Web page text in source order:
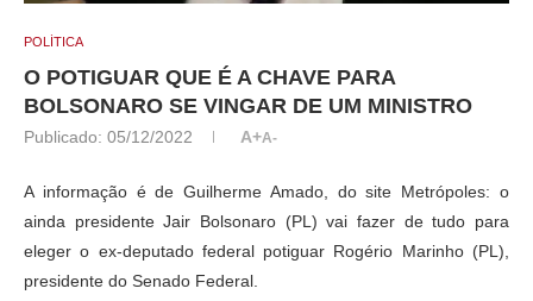
POLÍTICA
O POTIGUAR QUE É A CHAVE PARA
BOLSONARO SE VINGAR DE UM MINISTRO
Publicado: 05/12/2022 A+A-
A informação é de Guilherme Amado, do site Metrópoles: o
ainda presidente Jair Bolsonaro (PL) vai fazer de tudo para
eleger o ex-deputado federal potiguar Rogério Marinho (PL),
presidente do Senado Federal.